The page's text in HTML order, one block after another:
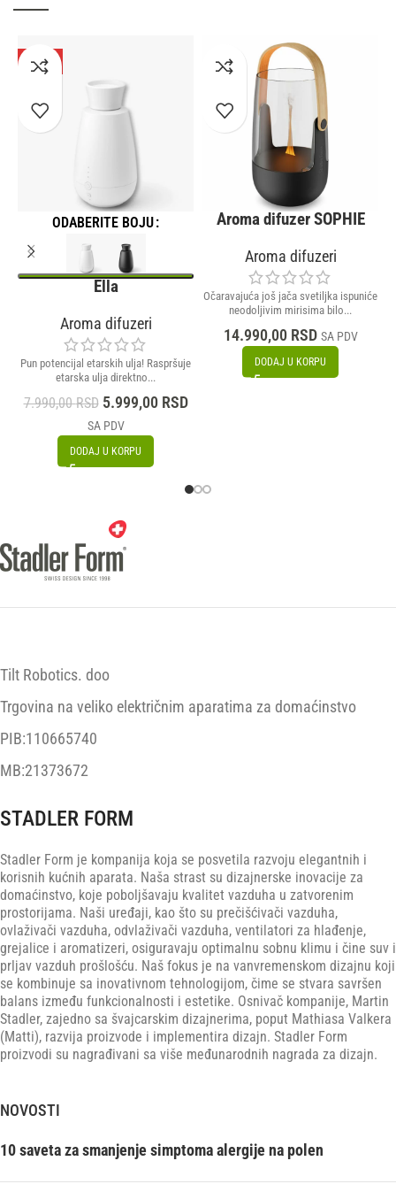
-25%
ODABERITE BOJU
Ella
Aroma difuzeri
Pun potencijal etarskih ulja! Raspršuje
etarska ulja direktno...
7.990,00RSD 5.999,00 RSD
SA PDV
DODAJ U KORPU
Aroma difuzer SOPHIE
Aroma difuzeri
Očaravajuća još jača svetiljka ispuniće
neodoljivim mirisima bilo...
14.990,00 RSD SA PDV
DODAJ U KORPU
Tilt Robotics. doo
Trgovina na veliko električnim aparatima za domaćinstvo
PIB:110665740
MB:21373672
STADLER FORM
Stadler Form je kompanija koja se posvetila razvoju elegantnih i
korisnih kućnih aparata. Naša strast su dizajnerske inovacije za
domaćinstvo, koje poboljšavaju kvalitet vazduha u zatvorenim
prostorijama. Naši uređaji, kao što su prečišćivači vazduha,
ovlaživači vazduha, odvlaživači vazduha, ventilatori za hlađenje,
grejalice i aromatizeri, osiguravaju optimalnu sobnu klimu i čine suv i
prljav vazduh prošlošću. Naš fokus je na vanvremenskom dizajnu koji
se kombinuje sa inovativnom tehnologijom, čime se stvara savršen
balans između funkcionalnosti i estetike. Osnivač kompanije, Martin
Stadler, zajedno sa švajcarskim dizajnerima, poput Mathiasa Valkera
(Matti), razvija proizvode i implementira dizajn. Stadler Form
proizvodi su nagrađivani sa više međunarodnih nagrada za dizajn.
NOVOSTI
10 saveta za smanjenje simptoma alergije na polen